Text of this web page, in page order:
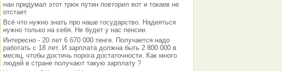
нан придумал этот трюк путин повторил вот и токаев не
отстает
Всё что нужно знать про наше государство. Надеяться
нужно только на себя. Не будет у нас пенсии.
Интересно - 20 лет 6 670 000 тенге. Получается надо
работать с 18 лет. И зарплата должна быть 2 800 000 в
месяц, чтобы достичь порога достаточности. Как много
людей в стране получают такую зарплату ?